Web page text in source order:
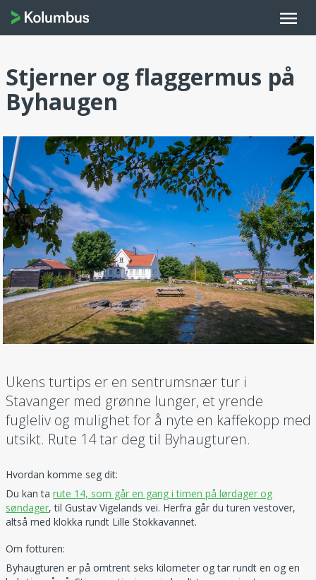
menu
Stjerner og flaggermus på
Byhaugen
Ukens turtips er en sentrumsnær tur i
Stavanger med grønne lunger, et yrende
fugleliv og mulighet for å nyte en kaffekopp med
utsikt. Rute 14 tar deg til Byhaugturen.
Hvordan komme seg dit:
Du kan ta rute 14, som går en gang i timen på lørdager og
søndager, til Gustav Vigelands vei. Herfra går du turen vestover,
altså med klokka rundt Lille Stokkavannet.
Om fotturen:
Byhaugturen er på omtrent seks kilometer og tar rundt en og en